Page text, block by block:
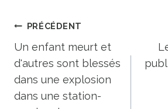
Navigation
de
l’article
PRÉCÉDENT
Un enfant meurt et
d'autres sont blessés
dans une explosion
dans une station-